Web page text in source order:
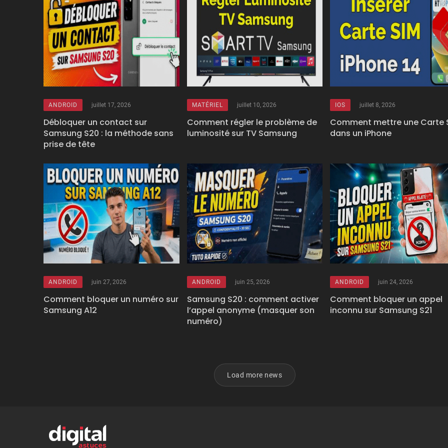
ANDROID juillet 17, 2026
Débloquer un contact sur
Samsung S20 : la méthode sans
prise de tête
MATÉRIEL juillet 10, 2026
Comment régler le problème de
luminosité sur TV Samsung
IOS juillet 8, 2026
Comment mettre une Carte
dans un iPhone
ANDROID juin 27, 2026
Comment bloquer un numéro sur
Samsung A12
ANDROID juin 25, 2026
Samsung S20 : comment activer
l’appel anonyme (masquer son
numéro)
ANDROID juin 24, 2026
Comment bloquer un appel
inconnu sur Samsung S21
Load more news